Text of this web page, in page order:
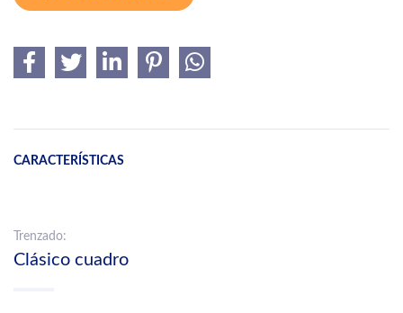
CARACTERÍSTICAS
Trenzado:
Clásico cuadro